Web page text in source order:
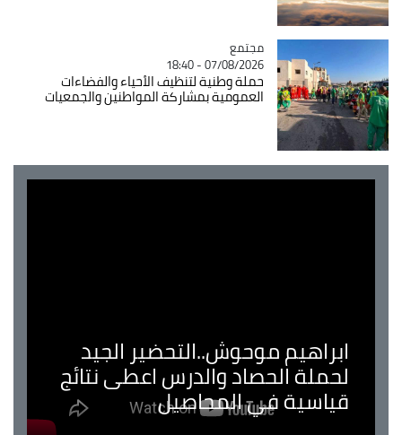
Catégorie
مجتمع
07/08/2026 - 18:40
حملة وطنية لتنظيف الأحياء والفضاءات
العمومية بمشاركة المواطنين والجمعيات
ابراهيم موحوش..التحضير الجيد
لحملة الحصاد والدرس اعطى نتائج
قياسية في المحاصيل